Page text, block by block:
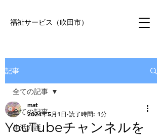
福祉サービス（吹田市）
記事
全ての記事
生活介護
全ての記事
YouTubeチャンネルを
mat
2024年5月1日 読了時間: 1分